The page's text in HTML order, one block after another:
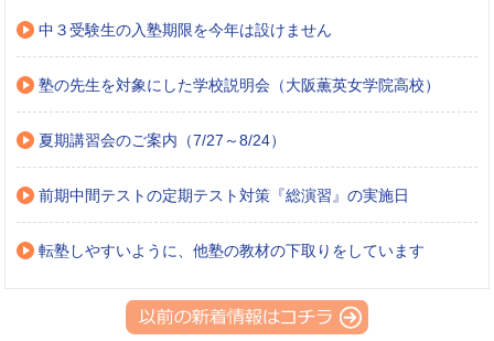
中３受験生の入塾期限を今年は設けません
塾の先生を対象にした学校説明会（大阪薫英女学院高校）
夏期講習会のご案内（7/27～8/24）
前期中間テストの定期テスト対策『総演習』の実施日
転塾しやすいように、他塾の教材の下取りをしています